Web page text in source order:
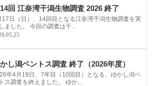
ト
回 江奈湾干潟生物調査 2026 終了
17日（日）、14回目となる江奈湾干潟生物調査を実
ました。 今回の調査は干...
し潟ベントス調査 終了（2026年度）
年4月19日、7年目（10回目）となる、ゆかし潟ベ
ス調査を終えました。 ゆか...